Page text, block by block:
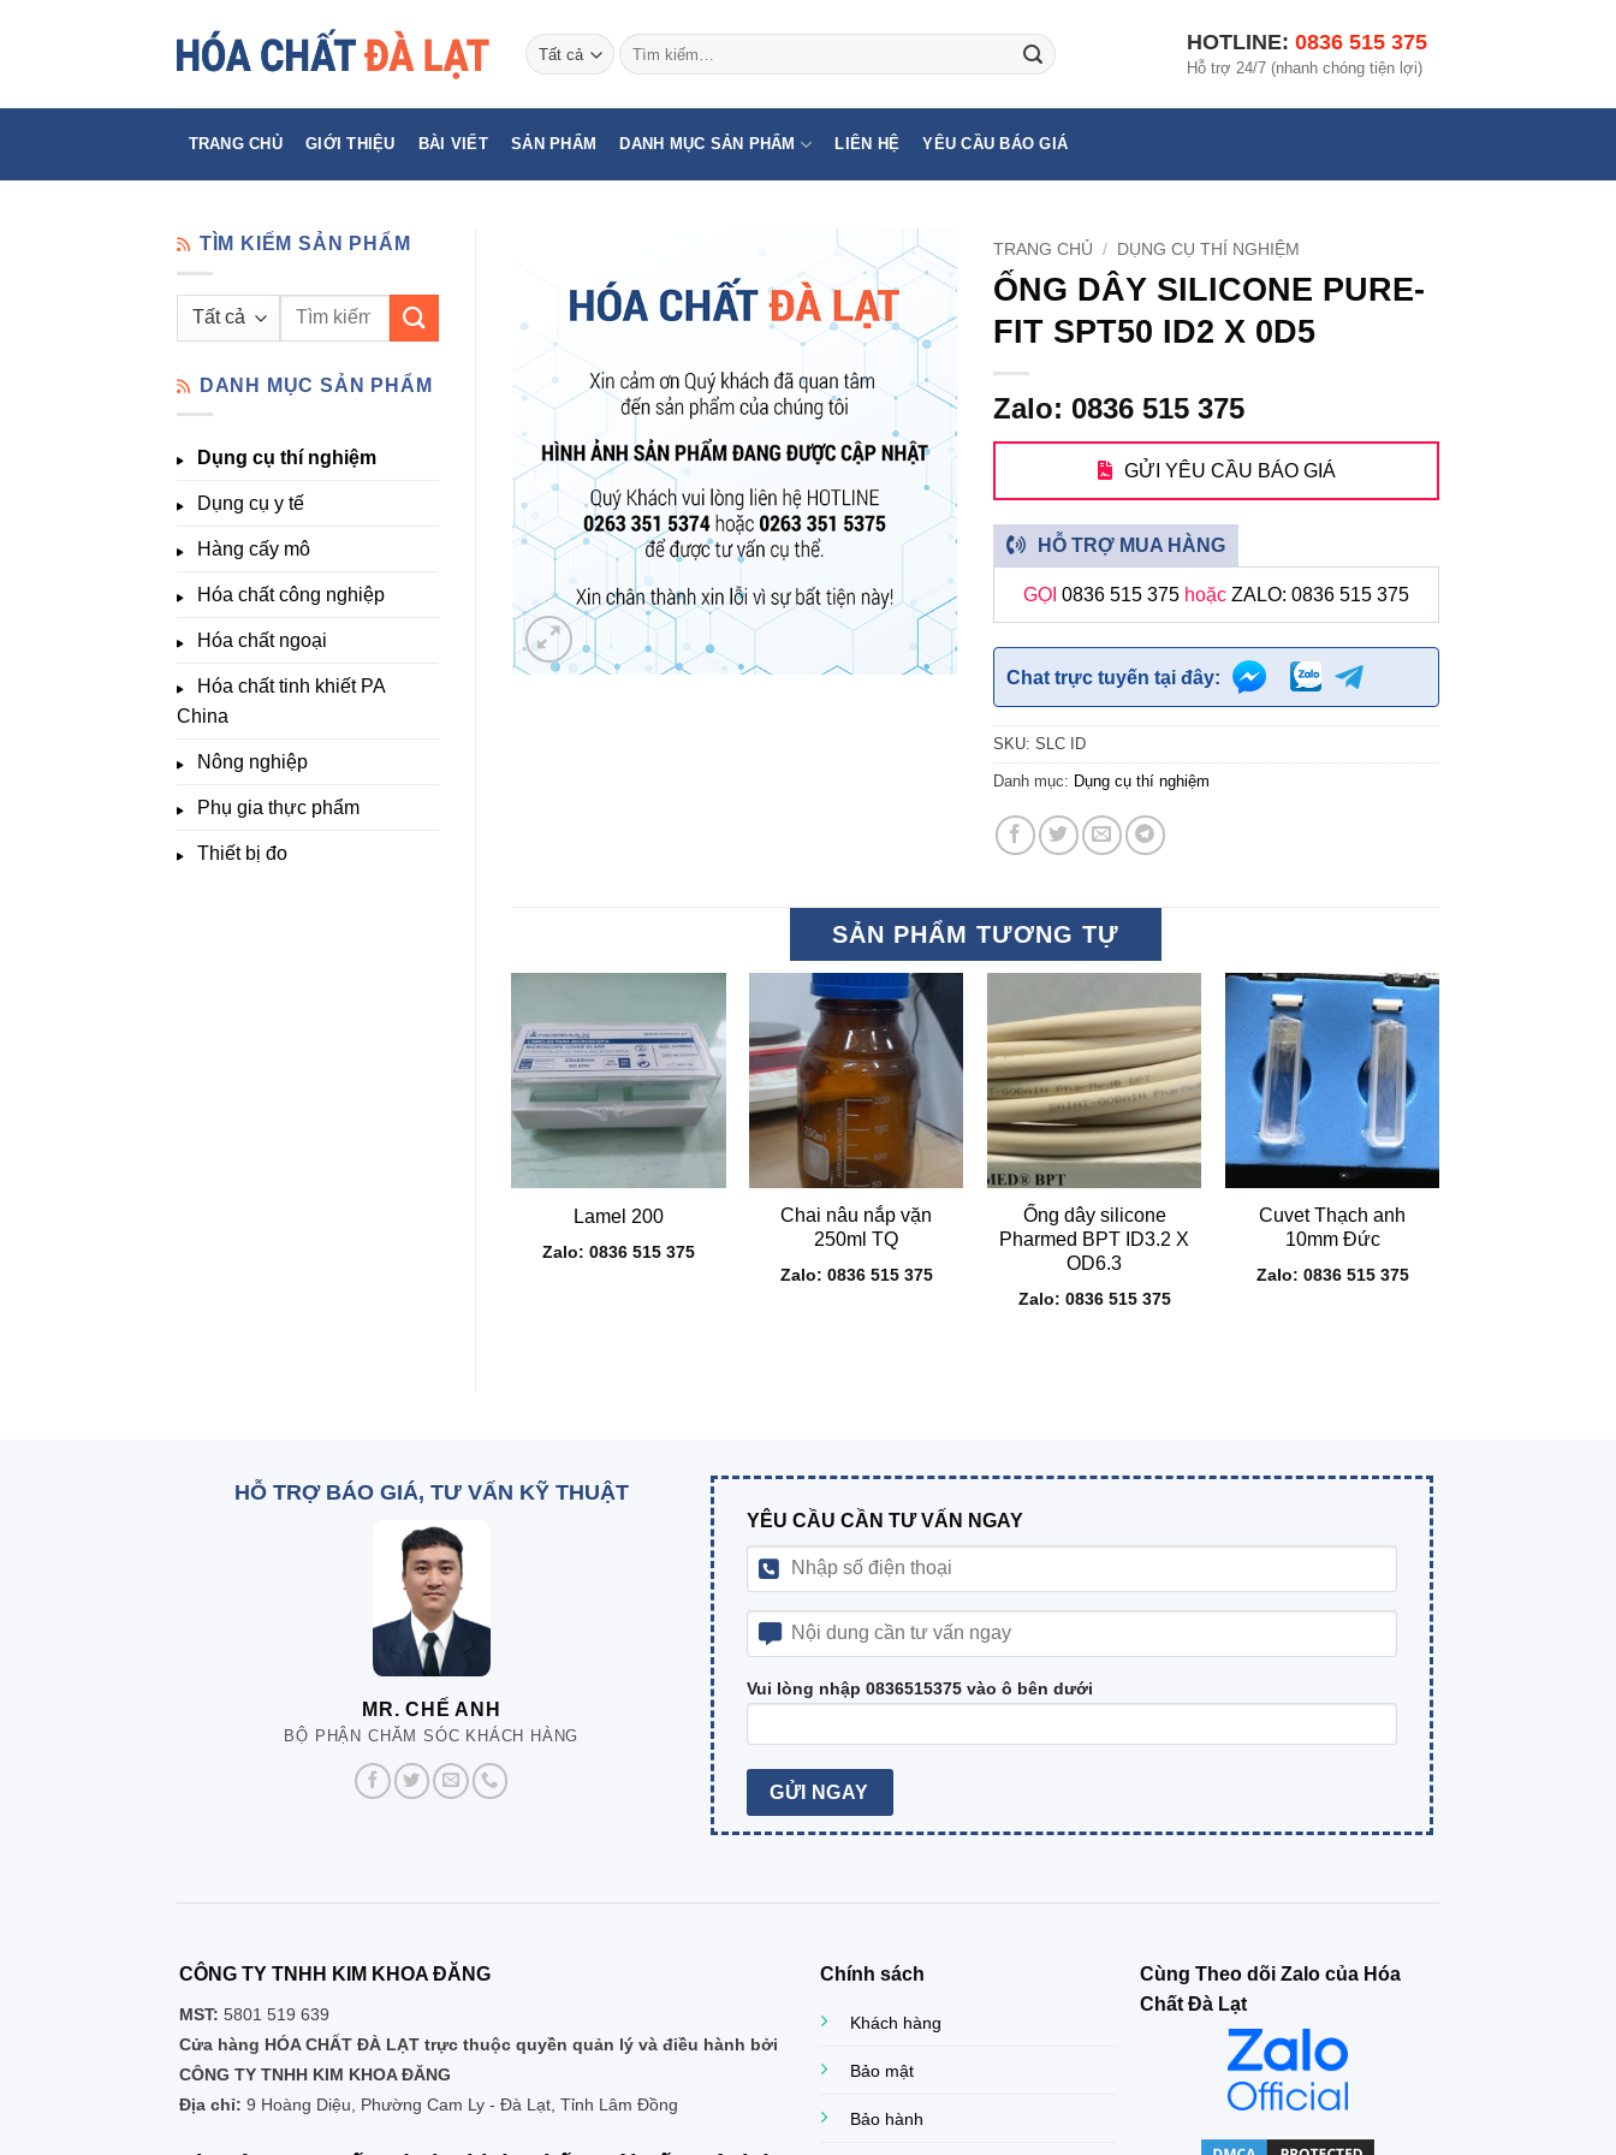
Tìm
kiếm:
HOTLINE: 0836 515 375
Hỗ trợ 24/7 (nhanh chóng tiện lợi)
TRANG CHỦ GIỚI THIỆU BÀI VIẾT SẢN PHẨM DANH MỤC SẢN PHẨM LIÊN HỆ YÊU CẦU BÁO GIÁ
TÌM KIẾM SẢN PHẨM
Tìm
DANH MỤC SẢN PHẨM
Dụng cụ thí nghiệm
Dụng cụ y tế
Hàng cấy mô
Hóa chất công nghiệp
Hóa chất ngoại
Hóa chất tinh khiết PA
China
Nông nghiệp
Phụ gia thực phẩm
Thiết bị đo
TRANG CHỦ / DỤNG CỤ THÍ NGHIỆM
ỐNG DÂY SILICONE PURE-
FIT SPT50 ID2 X 0D5
Zalo: 0836 515 375
GỬI YÊU CẦU BÁO GIÁ
HỖ TRỢ MUA HÀNG
GỌI0836 515 375 hoặcZALO: 0836 515 375
Chat trực tuyến tại đây:
SKU:SLC ID
Danh mục: Dụng cụ thí nghiệm
SẢN PHẨM TƯƠNG TỰ
+
Lamel 200
Zalo: 0836 515 375
Chai nâu nắp vặn
250ml TQ
Zalo: 0836 515 375
+
Ống dây silicone
Pharmed BPT ID3.2 X
OD6.3
Zalo: 0836 515 375
+
Cuvet Thạch anh
10mm Đức
Zalo: 0836 515 375
HỖ TRỢ BÁO GIÁ, TƯ VẤN KỸ THUẬT
MR. CHẾ ANH
BỘ PHẬN CHĂM SÓC KHÁCH HÀNG
YÊU CẦU CẦN TƯ VẤN NGAY
Vui lòng nhập 0836515375 vào ô bên dưới
CÔNG TY TNHH KIM KHOA ĐĂNG
MST: 5801 519 639
Cửa hàng HÓA CHẤT ĐÀ LẠT trực thuộc quyền quản lý và điều hành bởi
CÔNG TY TNHH KIM KHOA ĐĂNG
Địa chỉ: 9 Hoàng Diệu, Phường Cam Ly - Đà Lạt, Tỉnh Lâm Đồng
Chính sách
Khách hàng
Bảo mật
Bảo hành
Cùng Theo dõi Zalo của Hóa
Chất Đà Lạt